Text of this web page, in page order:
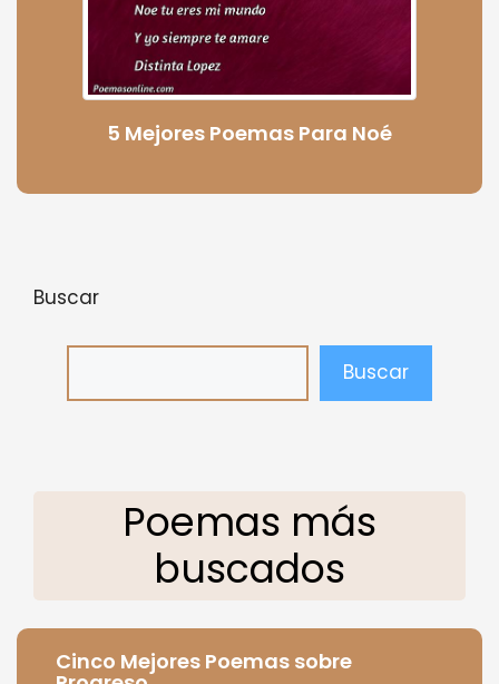
5 Mejores Poemas Para Noé
Buscar
Buscar
Poemas más
buscados
Cinco Mejores Poemas sobre